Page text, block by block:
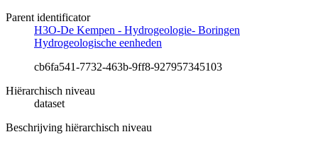
Parent identificator
H3O-De Kempen - Hydrogeologie- Boringen
Hydrogeologische eenheden
cb6fa541-7732-463b-9ff8-927957345103
Hiërarchisch niveau
dataset
Beschrijving hiërarchisch niveau